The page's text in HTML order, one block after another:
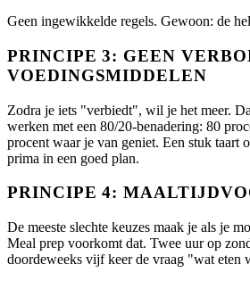
Geen ingewikkelde regels. Gewoon: de
PRINCIPE 3: GEEN
VOEDINGSMIDDELEN
Zodra je iets "verbiedt", wil je het meer.
werken met een 80/20-benadering: 80
procent waar je van geniet. Een stuk taart
prima in een goed plan.
PRINCIPE 4:
De meeste slechte keuzes maak je als je
Meal prep voorkomt dat. Twee uur op
doordeweeks vijf keer de vraag "wat eten